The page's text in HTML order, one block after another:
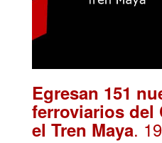
Egresan 151
ferroviarios del
el Tren Maya.